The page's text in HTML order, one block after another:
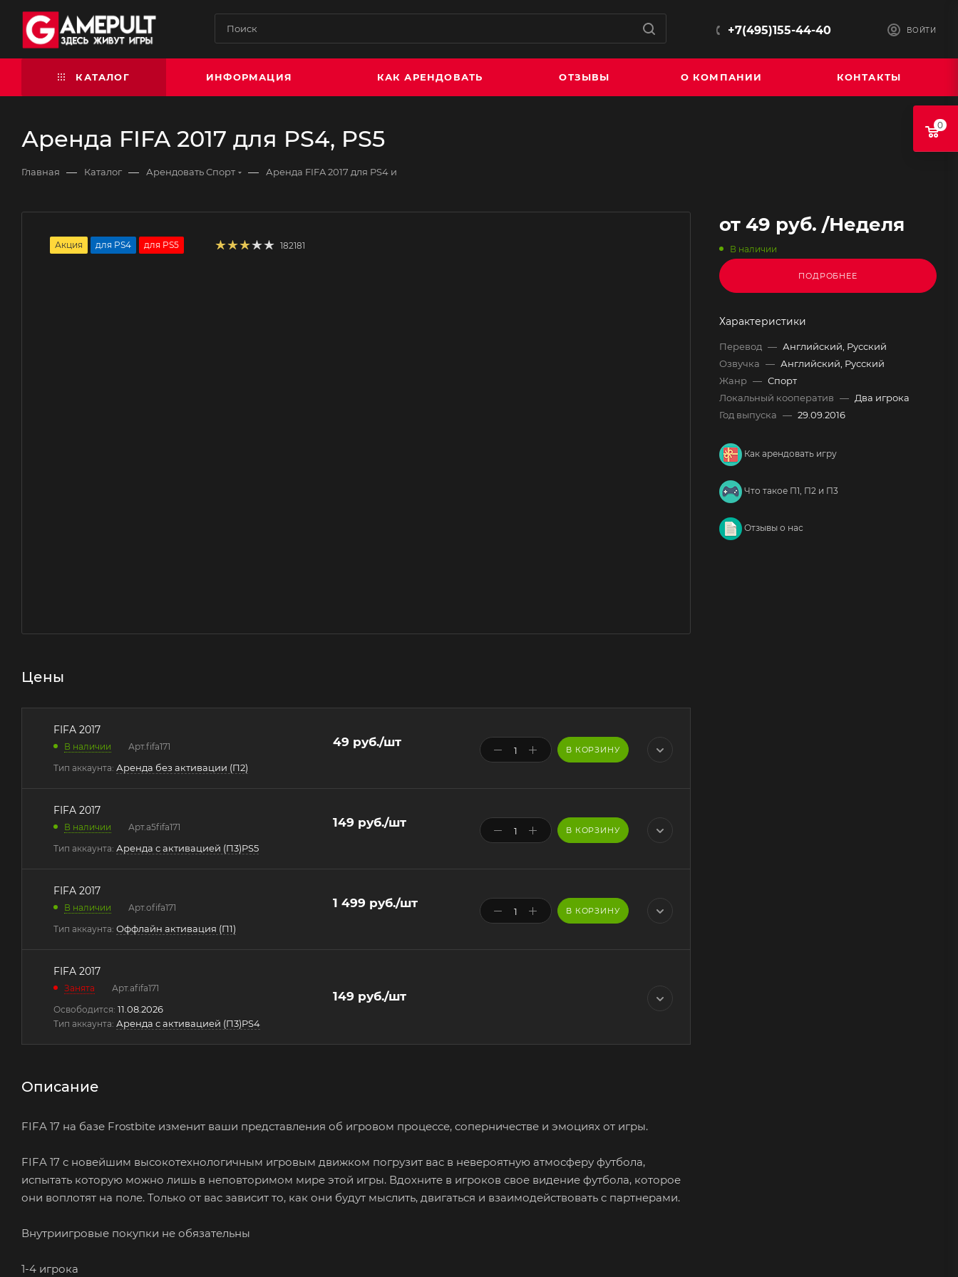
ВОЙТИ
+7(495)155-44-40
КАТАЛОГ ИНФОРМАЦИЯ КАК АРЕНДОВАТЬ ОТЗЫВЫ О КОМПАНИИ КОНТАКТЫ
Аренда FIFA 2017 для PS4, PS5
Главная — Каталог — Арендовать Спорт — Аренда FIFA 2017 для PS4 и
Акция для PS4 для PS5 182181
Цены
FIFA 2017
В наличии Арт.fifa171
Тип аккаунта: Аренда без активации (П2)
49 руб./шт
В КОРЗИНУ
FIFA 2017
В наличии Арт.a5fifa171
Тип аккаунта: Аренда с активацией (П3)PS5
149 руб./шт
В КОРЗИНУ
FIFA 2017
В наличии Арт.ofifa171
Тип аккаунта: Оффлайн активация (П1)
1 499 руб./шт
В КОРЗИНУ
FIFA 2017
Занята Арт.afifa171
Освободится: 11.08.2026
Тип аккаунта: Аренда с активацией (П3)PS4
149 руб./шт
Описание
FIFA 17 на базе Frostbite изменит ваши представления об игровом процессе, соперничестве и эмоциях от игры.
FIFA 17 с новейшим высокотехнологичным игровым движком погрузит вас в невероятную атмосферу футбола,
испытать которую можно лишь в неповторимом мире этой игры. Вдохните в игроков свое видение футбола, которое
они воплотят на поле. Только от вас зависит то, как они будут мыслить, двигаться и взаимодействовать с партнерами.
Внутриигровые покупки не обязательны
1-4 игрока
от 49 руб. /Неделя
В наличии
ПОДРОБНЕЕ
Характеристики
Перевод — Английский, Русский
Озвучка — Английский, Русский
Жанр — Спорт
Локальный кооператив — Два игрока
Год выпуска — 29.09.2016
Как арендовать игру
Что такое П1, П2 и П3
Отзывы о нас
0